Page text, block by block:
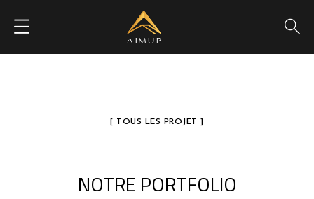
[ TOUS LES PROJET ]
NOTRE PORTFOLIO